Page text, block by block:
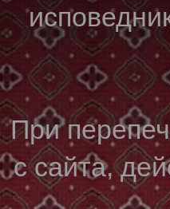
При
с сайта,